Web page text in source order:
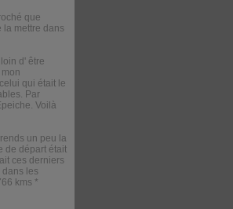
que
la mettre dans
d' être
qui était le
Par
Voilà
un peu la
de départ était
ces derniers
les
kms *